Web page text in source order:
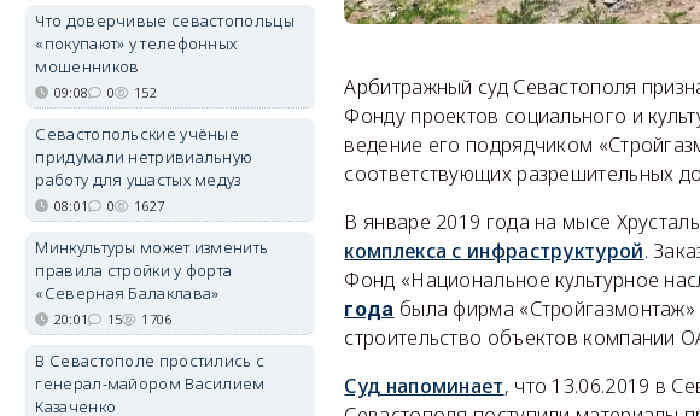
Арбитражный суд Севастополя
Фонду проектов социального и
ведение его подрядчиком
соответствующих разрешительных
В январе 2019 года на мысе
комплекса с инфраструктурой.
Фонд «Национальное культурное
года была фирма
строительство объектов компании
Суд напоминает, что 13.06.2019 в
Что доверчивые севастопольцы
«покупают» у телефонных
мошенников
09:08 0 152
Севастопольские учёные
придумали нетривиальную
работу для ушастых медуз
08:01 0 1627
Минкультуры может изменить
правила стройки у форта
«Северная Балаклава»
20:01 15 1706
В Севастополе простились с
генерал-майором Василием
Казаченко